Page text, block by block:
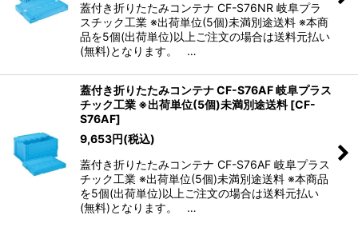
蓋付き折りたたみコンテナ CF-S76NR 岐阜プラ
スチック工業 ※出荷単位(5個)未満別途送料 ※本商
品を5個(出荷単位)以上ご注文の場合は送料元払い
(無料)となります。 …
蓋付き折りたたみコンテナ CF-S76AF 岐阜プラス
チック工業 ※出荷単位(5個)未満別途送料 [CF-
S76AF]
9,653円(税込)
蓋付き折りたたみコンテナ CF-S76AF 岐阜プラス
チック工業 ※出荷単位(5個)未満別途送料 ※本商品
を5個(出荷単位)以上ご注文の場合は送料元払い
(無料)となります。 …